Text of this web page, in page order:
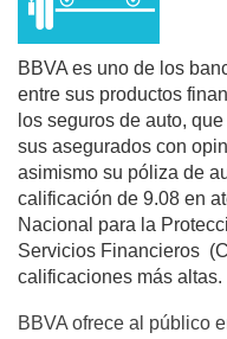
BBVA es uno de los
entre sus productos
los seguros de auto,
sus asegurados con
asimismo su póliza de
calificación de 9.08 en
Nacional para la
Servicios Financieros
calificaciones más altas.
BBVA ofrece al público